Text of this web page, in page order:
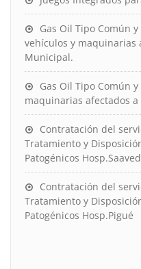
Gas Oil Tipo Común
vehículos y maquinarias
Municipal.
Gas Oil Tipo Común
maquinarias afectados
Contratación del
Tratamiento y
Patogénicos
Contratación del
Tratamiento y
Patogénicos Hosp.Pigué